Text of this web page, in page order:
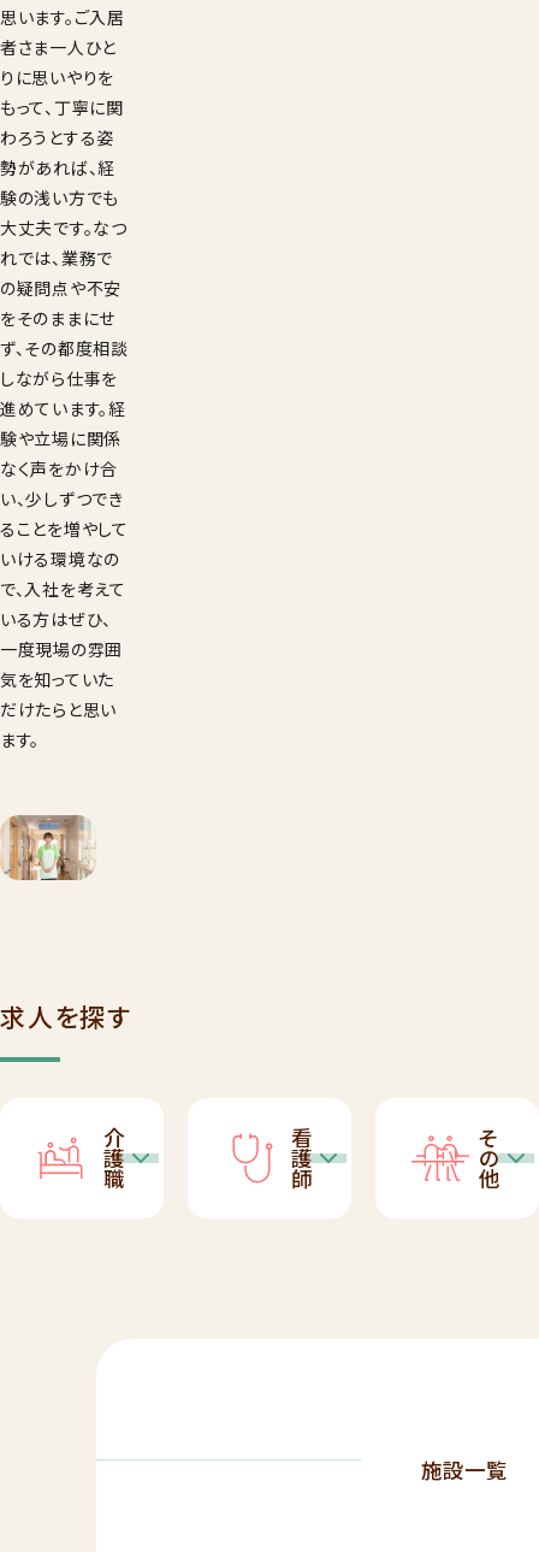
思います。ご入居
者さま一人ひと
りに思いやりを
もって、丁寧に関
わろうとする姿
勢があれば、経
験の浅い方でも
大丈夫です。なつ
れでは、業務で
の疑問点や不安
をそのままにせ
ず、その都度相談
しながら仕事を
進めています。経
験や立場に関係
なく声をかけ合
い、少しずつでき
ることを増やして
いける環境なの
で、入社を考えて
いる方はぜひ、
一度現場の雰囲
気を知っていた
だけたらと思い
ます。
求人を探す
介
護
職
看
護
師
そ
の
他
施設一覧